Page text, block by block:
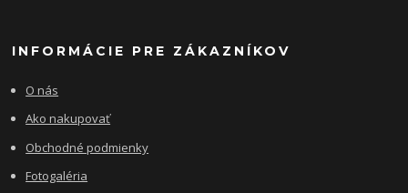
INFORMÁCIE PRE ZÁKAZNÍKOV
O nás
Ako nakupovať
Obchodné podmienky
Fotogaléria